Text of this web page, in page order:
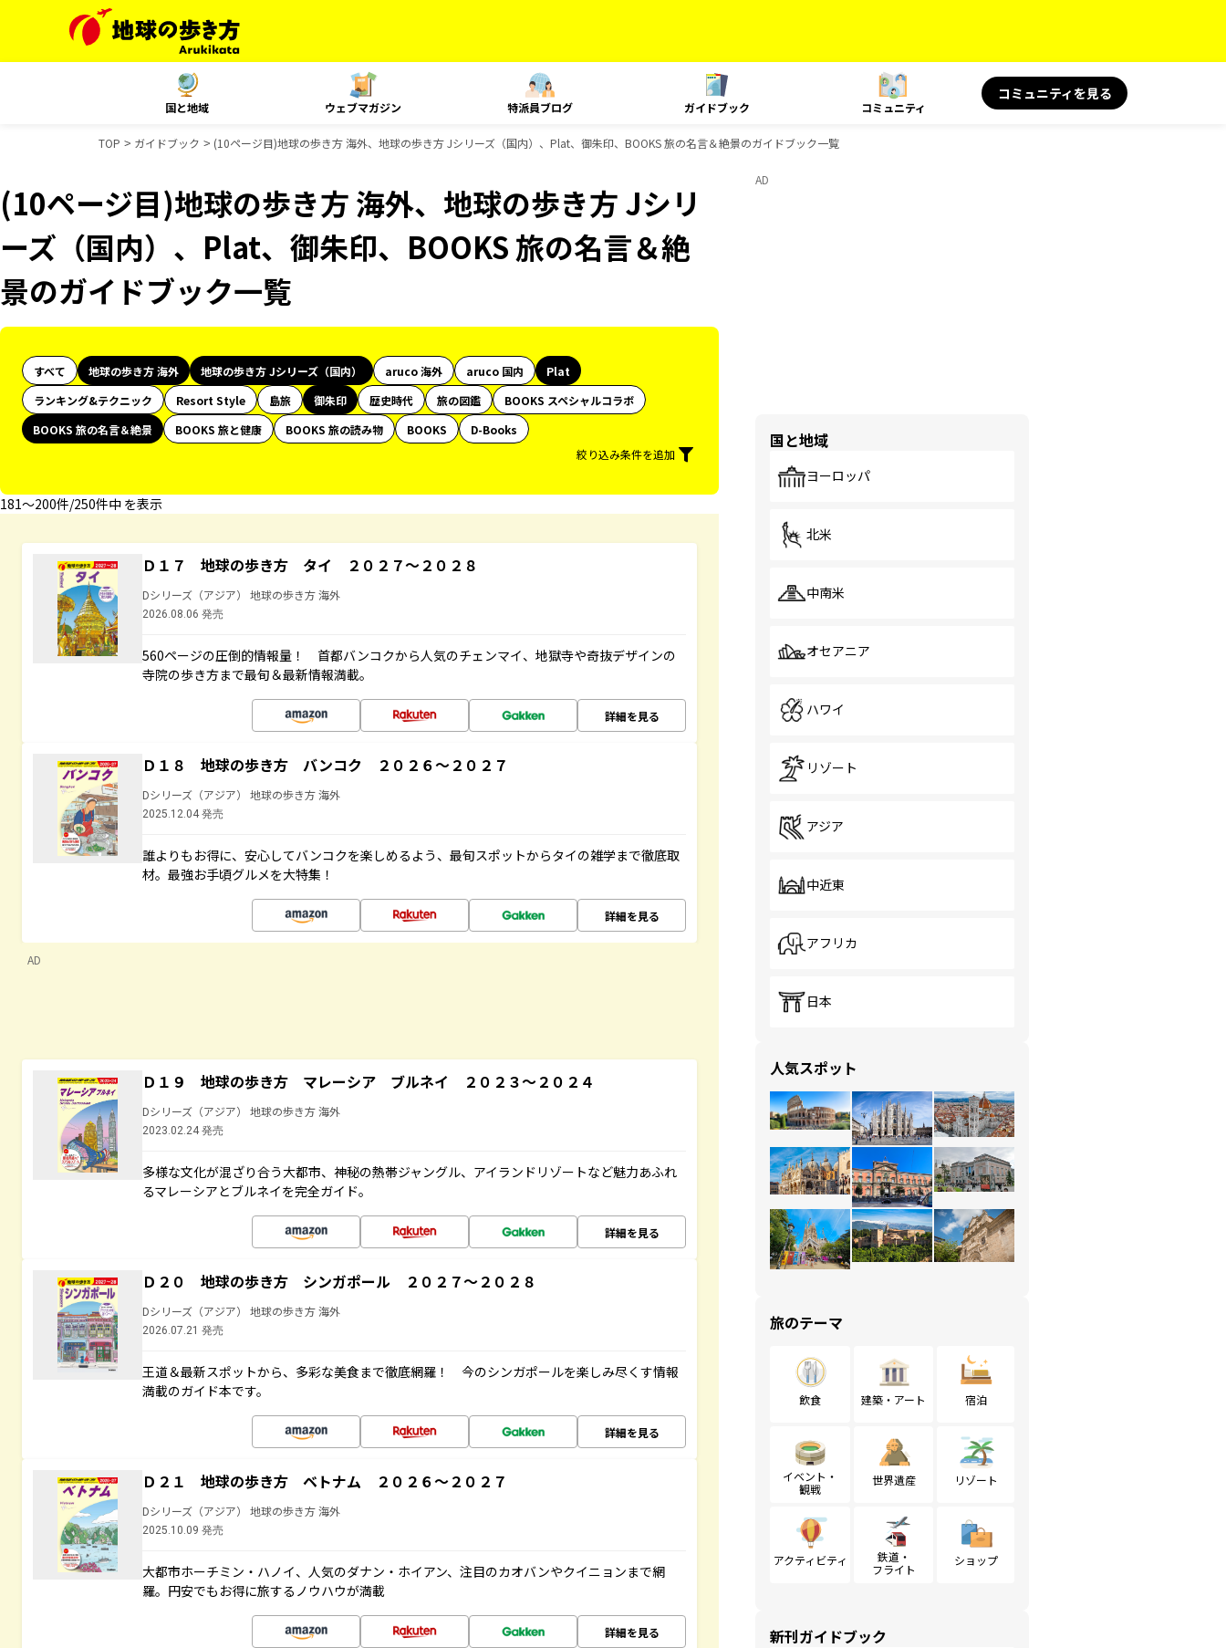
国と地域 ウェブマガジン 特派員ブログ ガイドブック コミュニティ
コミュニティを見る
TOP ガイドブック (10ページ目)地球の歩き方 海外、地球の歩き方 Jシリーズ（国内）、Plat、御朱印、BOOKS 旅の名言＆絶景のガイドブック一覧
(10ページ目)地球の歩き方 海外、地球の歩き方 Jシリ
ーズ（国内）、Plat、御朱印、BOOKS 旅の名言＆絶
景のガイドブック一覧
すべて 地球の歩き方 海外 地球の歩き方 Jシリーズ（国内） aruco 海外 aruco 国内
Plat
ランキング&テクニック
Resort Style 島旅 御朱印 歴史時代 旅の図鑑
BOOKS スペシャルコラボ
BOOKS 旅の名言＆絶景
BOOKS 旅と健康 BOOKS 旅の読み物 BOOKS
D-Books
絞り込み条件を追加
181〜200件/250件中 を表示
Ｄ１７ 地球の歩き方 タイ ２０２７～２０２８
Dシリーズ（アジア） 地球の歩き方 海外
2026.08.06 発売
560ページの圧倒的情報量！ 首都バンコクから人気のチェンマイ、地獄寺や奇抜デザインの
寺院の歩き方まで最旬＆最新情報満載。
詳細を見る
Ｄ１８ 地球の歩き方 バンコク ２０２６～２０２７
Dシリーズ（アジア） 地球の歩き方 海外
2025.12.04 発売
誰よりもお得に、安心してバンコクを楽しめるよう、最旬スポットからタイの雑学まで徹底取
材。最強お手頃グルメを大特集！
詳細を見る
AD
Ｄ１９ 地球の歩き方 マレーシア ブルネイ ２０２３～２０２４
Dシリーズ（アジア） 地球の歩き方 海外
2023.02.24 発売
多様な文化が混ざり合う大都市、神秘の熱帯ジャングル、アイランドリゾートなど魅力あふれ
るマレーシアとブルネイを完全ガイド。
詳細を見る
Ｄ２０ 地球の歩き方 シンガポール ２０２７～２０２８
Dシリーズ（アジア） 地球の歩き方 海外
2026.07.21 発売
王道＆最新スポットから、多彩な美食まで徹底網羅！ 今のシンガポールを楽しみ尽くす情報
満載のガイド本です。
詳細を見る
Ｄ２１ 地球の歩き方 ベトナム ２０２６～２０２７
Dシリーズ（アジア） 地球の歩き方 海外
2025.10.09 発売
大都市ホーチミン・ハノイ、人気のダナン・ホイアン、注目のカオバンやクイニョンまで網
羅。円安でもお得に旅するノウハウが満載
詳細を見る
AD
国と地域
ヨーロッパ
北米
中南米
オセアニア
ハワイ
リゾート
アジア
中近東
アフリカ
日本
人気スポット
旅のテーマ
飲食 建築・アート 宿泊
イベント・
観戦
世界遺産 リゾート
アクティビティ
鉄道・
フライト
ショップ
新刊ガイドブック